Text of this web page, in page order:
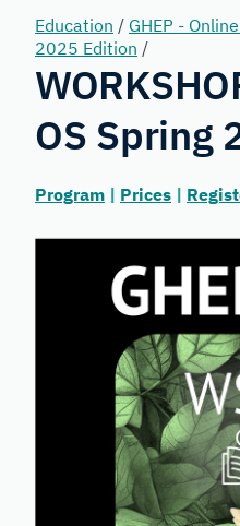
Education / GHEP -
2025 Edition /
OS Spring
Program | Prices |